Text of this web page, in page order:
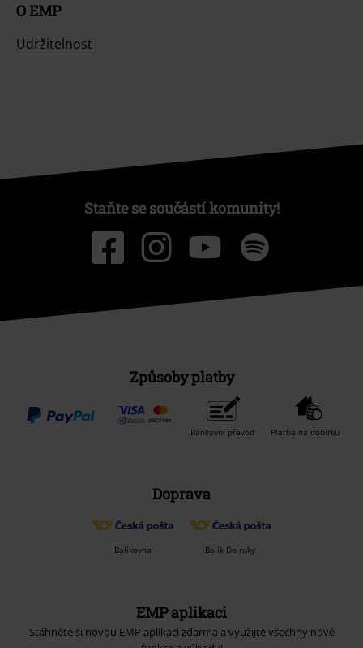
O EMP
Udržitelnost
Staňte se součástí komunity!
Způsoby platby
Bankovní převod Platba na dobírku
Doprava
Balíkovna Balík Do ruky
EMP aplikaci
Stáhněte si novou EMP aplikaci zdarma a využijte všechny nové